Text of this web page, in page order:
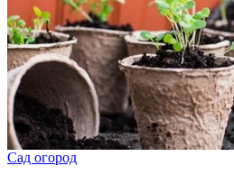
Сад огород